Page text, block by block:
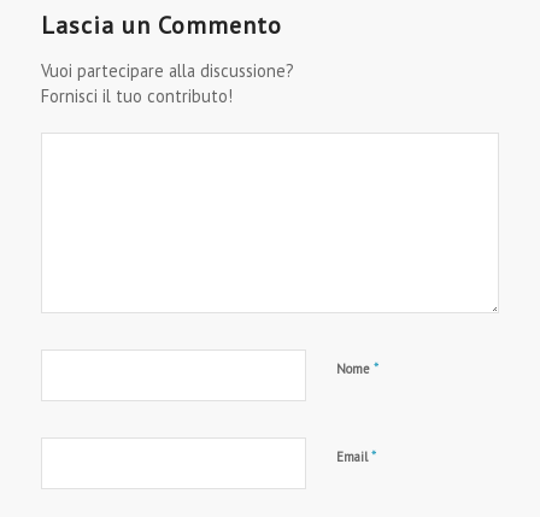
Lascia un Commento
Vuoi partecipare alla discussione?
Fornisci il tuo contributo!
Nome *
Email*